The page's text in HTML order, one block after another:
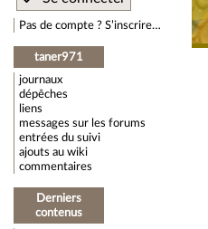
Pas de compte ? S’inscrire…
taner971
journaux
dépêches
liens
messages sur les forums
entrées du suivi
ajouts au wiki
commentaires
Derniers
contenus